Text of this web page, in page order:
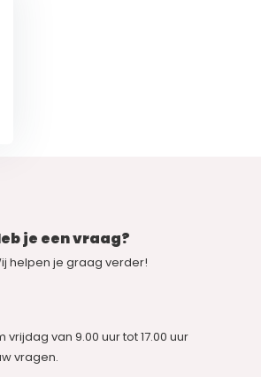
je een vraag?
helpen je graag verder!
van 9.00 uur tot 17.00 uur
vragen.